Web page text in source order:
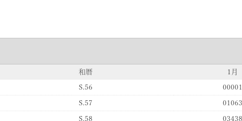
和暦 1月
S.56 00001
S.57 01063
S.58 03438